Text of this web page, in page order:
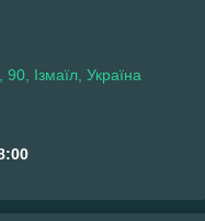
Ізмаїл, Україна